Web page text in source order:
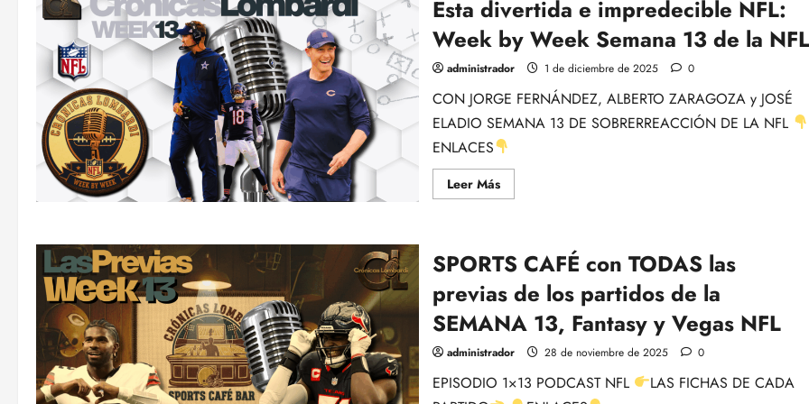
EQUIPOS
A
EXAMEN:
Previa
del
TNF
Con
Rubén
Ibeas.
Esta divertida e impredecible NFL:
Week by Week Semana 13 de la NFL
administrador 1 de diciembre de 2025 0
CON JORGE FERNÁNDEZ, ALBERTO ZARAGOZA y JOSÉ
ELADIO SEMANA 13 DE SOBRERREACCIÓN DE LA NFL
ENLACES
Leer MásLeer
más
e
impredecible
NFL:
Week
Week
Semana
13
de
NFL
SPORTS CAFÉ con TODAS las
previas de los partidos de la
SEMANA 13, Fantasy y Vegas NFL
administrador 28 de noviembre de 2025 0
EPISODIO 1×13 PODCAST NFL
LAS FICHAS DE CADA